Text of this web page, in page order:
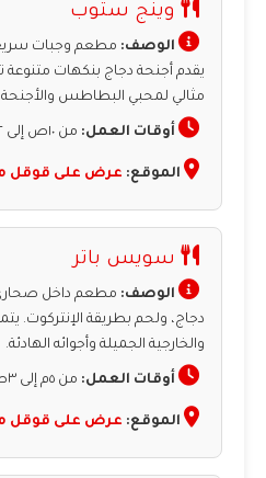
وينج ستوب
الوصف: مطعم وجبات
يقدم أجنحة دجاج بنكهات متنوعة
مثالي لمحبي البطاطس والأجنحة
أوقات العمل: من ١٠ص إلى ١٢ص، السبت إلى ٢ص.
الموقع: عرض على قوقل
سويس باتر
الوصف: مطعم داخل
دجاج، ولحم بطريقة الإنتركوت.
والخارجية الجميلة وأجوائه الهادئة.
أوقات العمل: من ٥م إلى ٣ص.
الموقع: عرض على قوقل